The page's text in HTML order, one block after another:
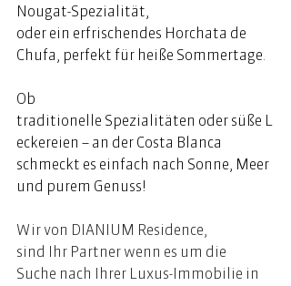
Nougat-Spezialität,
oder ein erfrischendes Horchata de
Chufa, perfekt für heiße Sommertage.
Ob
traditionelle Spezialitäten oder süße L
eckereien – an der Costa Blanca
schmeckt es einfach nach Sonne, Meer
und purem Genuss!
Wir von DIANIUM Residence,
sind Ihr Partner wenn es um die
Suche nach Ihrer Luxus-Immobilie in